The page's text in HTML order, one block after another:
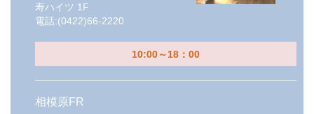
寿ハイツ 1F
電話:(0422)66-2220
10:00～18：00
相模原FR